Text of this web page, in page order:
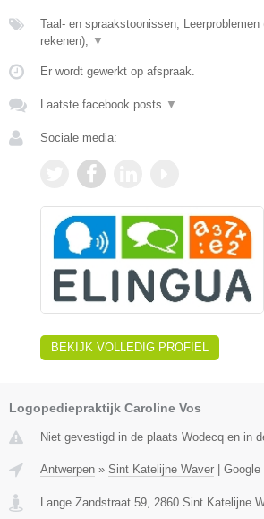
Taal- en spraakstoonissen, Leerproblemen
rekenen), ▼
Er wordt gewerkt op afspraak.
Laatste facebook posts ▼
Sociale media:
BEKIJK VOLLEDIG PROFIEL
Logopediepraktijk Caroline Vos
Niet gevestigd in de plaats Wodecq en in
Antwerpen » Sint Katelijne Waver Google
Lange Zandstraat 59, 2860 Sint Katelijne